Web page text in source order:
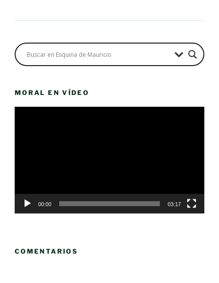
MORAL EN VÍDEO
00:00 03:17
COMENTARIOS